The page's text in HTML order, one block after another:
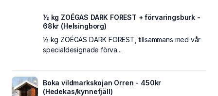
½ kg ZOÉGAS DARK FOREST + förvaringsburk -
68kr (Helsingborg)
½ kg ZOÉGAS DARK FOREST, tillsammans med vår
specialdesignade förva...
Boka vildmarkskojan Orren - 450kr
(Hedekas/kynnefjäll)